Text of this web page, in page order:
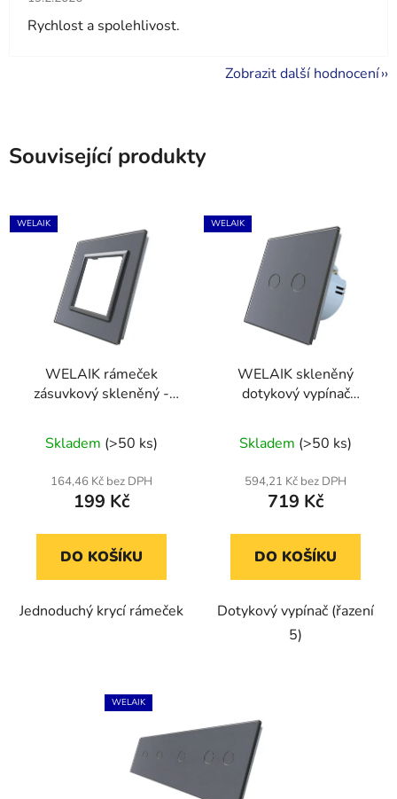
Rychlost a spolehlivost.
Zobrazit další hodnocení
Související produkty
WELAIK
WELAIK rámeček
zásuvkový skleněný -
hodnocení
produktu
je
z
Skladem (>50 ks)
164,46 Kč bez DPH
199 Kč
DO KOŠÍKU
Jednoduchý krycí rámeček
WELAIK
WELAIK skleněný
dotykový vypínač
šedý
hodnocení
produktu
je
z
Skladem (>50 ks)
594,21 Kč bez DPH
719 Kč
DO KOŠÍKU
Dotykový vypínač (řazení
5)
WELAIK